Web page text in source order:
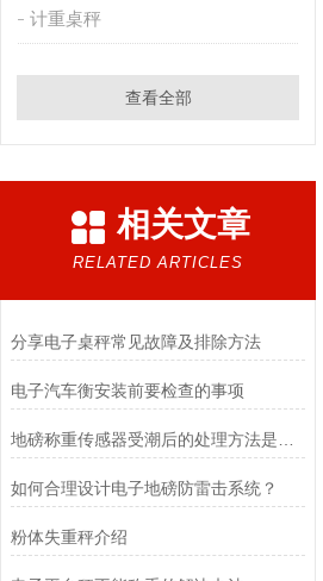
计重桌秤
查看全部
相关文章
RELATED ARTICLES
​分享电子桌秤常见故障及排除方法
电子汽车衡安装前要检查的事项
如何合理设计电子地磅防雷击系统？
粉体失重秤介绍